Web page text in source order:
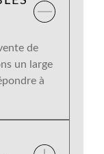
de
un large
à